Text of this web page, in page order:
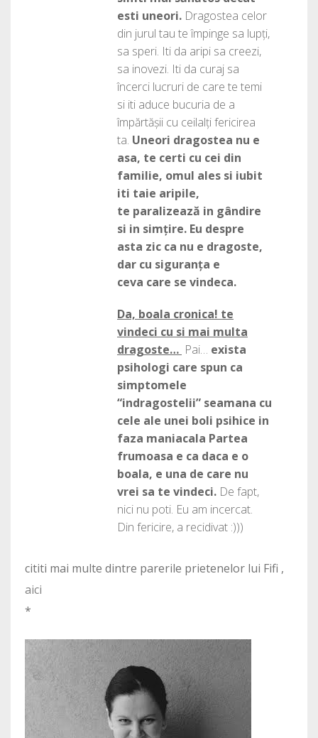
esti uneori. Dragostea celor
din jurul tau te împinge sa lupți,
sa speri. Iti da aripi sa creezi,
sa inovezi. Iti da curaj sa
încerci lucruri de care te temi
si iti aduce bucuria de a
împărtășii cu ceilalți fericirea
ta. Uneori dragostea nu e
asa, te certi cu cei din
familie, omul ales si iubit
iti taie aripile,
te paralizează in gândire
si in simțire. Eu despre
asta zic ca nu e dragoste,
dar cu siguranța e
ceva care se vindeca.
Da, boala cronica! te
vindeci cu si mai multa
dragoste… Pai… exista
psihologi care spun ca
simptomele
“indragostelii” seamana cu
cele ale unei boli psihice in
faza maniacala Partea
frumoasa e ca daca e o
boala, e una de care nu
vrei sa te vindeci. De fapt,
nici nu poti. Eu am incercat.
Din fericire, a recidivat :)))
cititi mai multe dintre parerile prietenelor lui Fifi ,
aici
*